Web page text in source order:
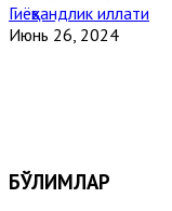
Гиёҳвандлик иллати
Июнь 26, 2024
БЎЛИМЛАР